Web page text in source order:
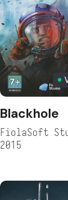
Blackhole
FiolaSoft
2015